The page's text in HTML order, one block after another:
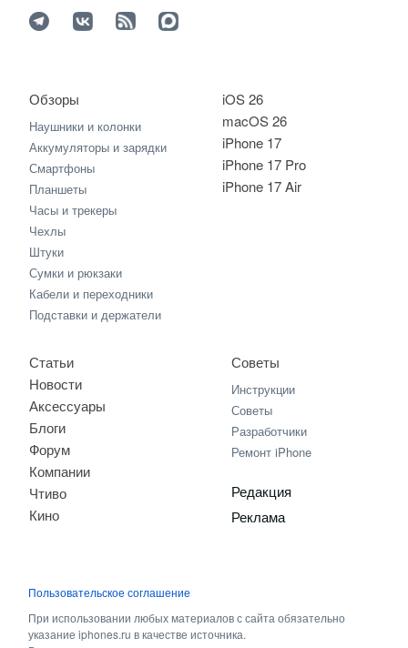
iOS 26
macOS 26
iPhone 17
iPhone 17 Pro
iPhone 17 Air
Обзоры
Наушники и колонки
Аккумуляторы и зарядки
Смартфоны
Планшеты
Часы и трекеры
Чехлы
Штуки
Сумки и рюкзаки
Кабели и переходники
Подставки и держатели
Статьи
Новости
Аксессуары
Блоги
Форум
Компании
Чтиво
Кино
Советы
Инструкции
Советы
Разработчики
Ремонт iPhone
Редакция
Реклама
Пользовательское соглашение
При использовании любых материалов с сайта обязательно
указание iphones.ru в качестве источника.